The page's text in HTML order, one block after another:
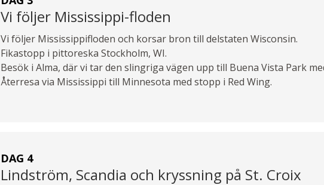
Vi följer Mississippi-floden
Vi följer Mississippifloden och korsar bron till delstaten Wisconsin.
Fikastopp i pittoreska Stockholm, WI.
Besök i Alma, där vi tar den slingriga vägen upp till Buena Vista Park
Återresa via Mississippi till Minnesota med stopp i Red Wing.
DAG 4
Lindström, Scandia och kryssning på St. Croix